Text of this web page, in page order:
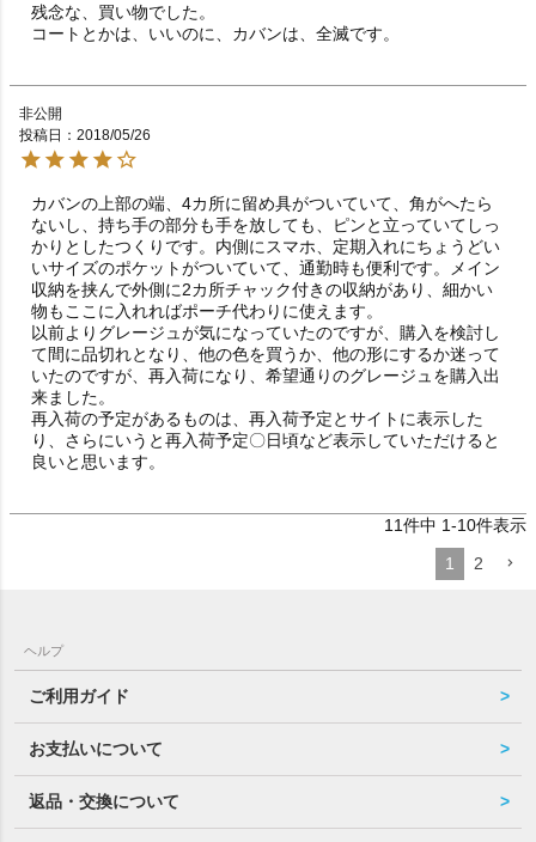
残念な、買い物でした。
コートとかは、いいのに、カバンは、全滅です。
非公開
投稿日
2018/05/26
カバンの上部の端、4カ所に留め具がついていて、角がへたら
ないし、持ち手の部分も手を放しても、ピンと立っていてしっ
かりとしたつくりです。内側にスマホ、定期入れにちょうどい
いサイズのポケットがついていて、通勤時も便利です。メイン
収納を挟んで外側に2カ所チャック付きの収納があり、細かい
物もここに入れればポーチ代わりに使えます。
以前よりグレージュが気になっていたのですが、購入を検討し
て間に品切れとなり、他の色を買うか、他の形にするか迷って
いたのですが、再入荷になり、希望通りのグレージュを購入出
来ました。
再入荷の予定があるものは、再入荷予定とサイトに表示した
り、さらにいうと再入荷予定〇日頃など表示していただけると
良いと思います。
11件中 1-10件表示
1
2
ヘルプ
ご利用ガイド
お支払いについて
返品・交換について